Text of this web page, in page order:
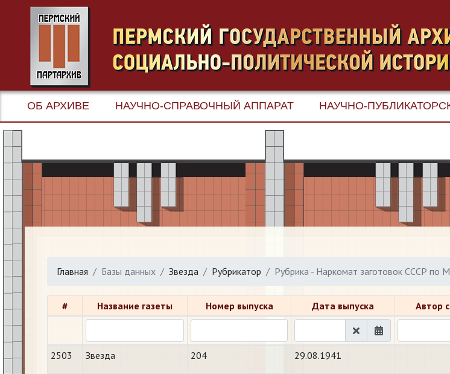
ОБ АРХИВЕ НАУЧНО-СПРАВОЧНЫЙ АППАРАТ НАУЧНО-
Главная Базы данных Звезда Рубрикатор Рубрика - Наркомат заготовок СССР по
# Название газеты Номер выпуска Дата выпуска Автор
2503 Звезда 204 29.08.1941